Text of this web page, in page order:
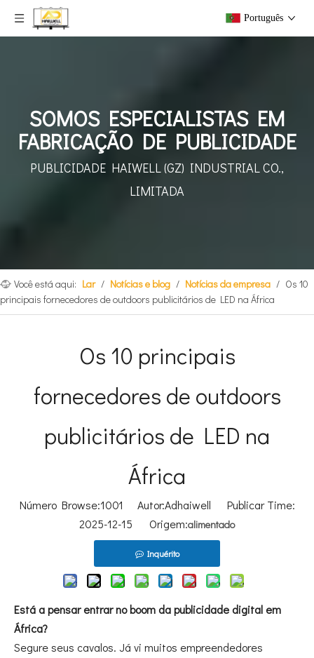
Português
SOMOS ESPECIALISTAS EM
FABRICAÇÃO DE PUBLICIDADE
PUBLICIDADE HAIWELL (GZ) INDUSTRIAL CO.,
LIMITADA
Você está aqui: Lar / Notícias e blog / Notícias da empresa / Os 10
principais fornecedores de outdoors publicitários de LED na África
Os 10 principais
fornecedores de outdoors
publicitários de LED na
África
Número Browse:1001 Autor:Adhaiwell Publicar Time:
2025-12-15 Origem:alimentado
Inquérito
Está a pensar entrar no boom da publicidade digital em
África?
Segure seus cavalos. Já vi muitos empreendedores